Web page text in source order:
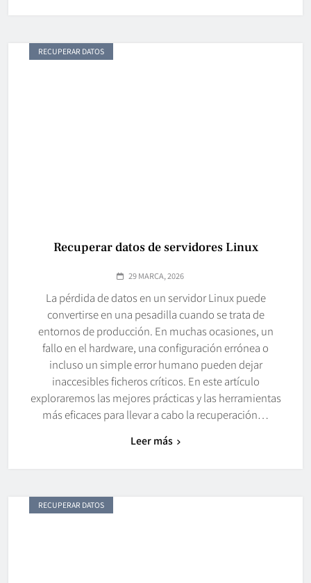
RECUPERAR DATOS
Recuperar datos de servidores Linux
29 MARCA, 2026
La pérdida de datos en un servidor Linux puede
convertirse en una pesadilla cuando se trata de
entornos de producción. En muchas ocasiones, un
fallo en el hardware, una configuración errónea o
incluso un simple error humano pueden dejar
inaccesibles ficheros críticos. En este artículo
exploraremos las mejores prácticas y las herramientas
más eficaces para llevar a cabo la recuperación…
Leer más
RECUPERAR DATOS